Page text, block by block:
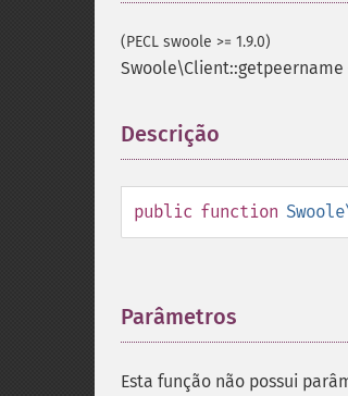
(PECL swoole >= 1.9.0)
Swoole\Client::getpeername
Descrição
public function
Parâmetros
Esta função não possui